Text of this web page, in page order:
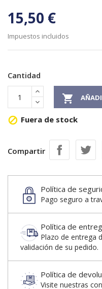
15,50 €
Impuestos incluidos
Cantidad

 Fuera de stock
Compartir
Política de
Pago seguro a
Política de
Plazo de entrega
validación de su pedido.
Política de
Visite nuestras